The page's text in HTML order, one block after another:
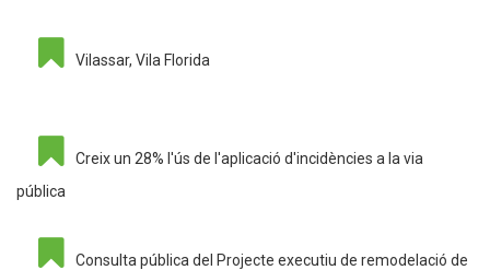
Vilassar, Vila Florida
Creix un 28% l'ús de l'aplicació d'incidències a la via
pública
Consulta pública del Projecte executiu de remodelació de